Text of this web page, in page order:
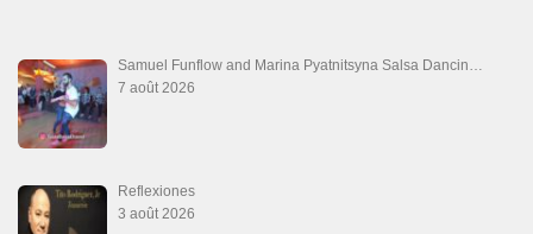
Samuel Funflow and Marina Pyatnitsyna Salsa Dancin…
7 août 2026
Reflexiones
3 août 2026